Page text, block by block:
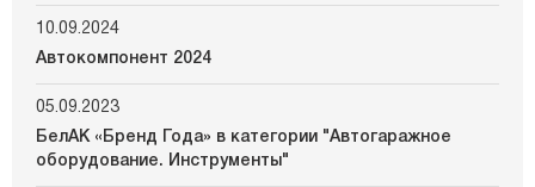
10.09.2024
Автокомпонент 2024
05.09.2023
БелАК «Бренд Года» в категории "Автогаражное
оборудование. Инструменты"